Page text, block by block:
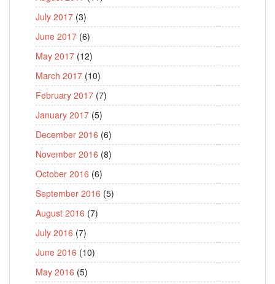
July 2017 (3)
June 2017 (6)
May 2017 (12)
March 2017 (10)
February 2017 (7)
January 2017 (5)
December 2016 (6)
November 2016 (8)
October 2016 (6)
September 2016 (5)
August 2016 (7)
July 2016 (7)
June 2016 (10)
May 2016 (5)